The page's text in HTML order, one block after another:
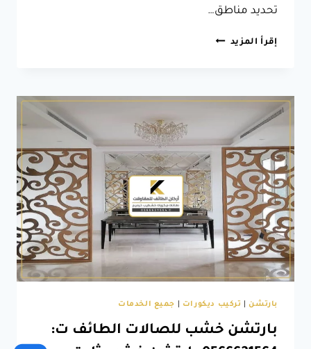
تحديد مناطق…
إقرأ المزيد فواصل
ت:
ديكور
للصالات
الطائف
بارتشن تركيب ديكورات جميع الخدمات
بارتشن خشب للصالات الطائف ت: